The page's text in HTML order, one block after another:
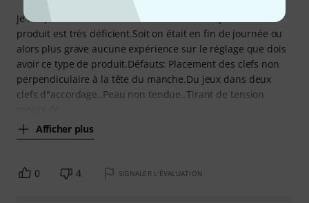
Je me permet de vous écrire car le contrôle qualité de ce
produit est très déficient.Soit on était en fin de journée ou
alors plus grave aucune expérience sur le réglage que dois
avoir ce type de produit.Défauts: Placement des clefs non
perpendiculaire à la tête du manche.Du jeux dans deux
clefs d"accordage..Peau non tendue..Tirant de tension
Afficher plus
0 4 SIGNALER L'ÉVALUATION